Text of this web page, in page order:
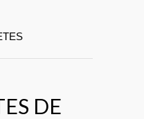
DE